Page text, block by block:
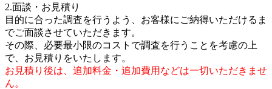
2.面談・お見積り
目的に合った調査を行うよう、お客様にご納得いただけるま
でご面談させていただきます。
その際、必要最小限のコストで調査を行うことを考慮の上
で、お見積りをいたします。
お見積り後は、追加料金・追加費用などは一切いただきませ
ん。